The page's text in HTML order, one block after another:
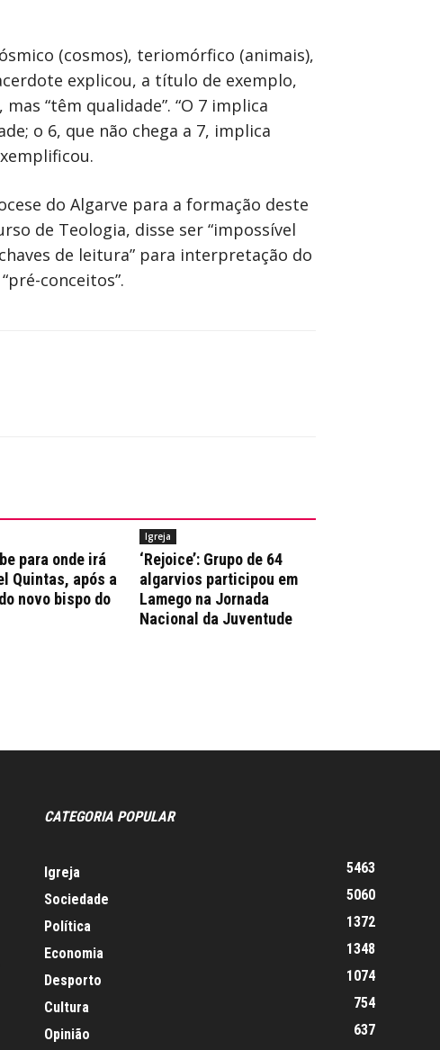
(cosmos), teriomórfico (animais),
explicou, a título de exemplo,
“têm qualidade”. “O 7 implica
o 6, que não chega a 7, implica
do Algarve para a formação deste
de Teologia, disse ser “impossível
de leitura” para interpretação do
conceitos”.
para onde irá
Quintas, após a
novo bispo do
Igreja
‘Rejoice’: Grupo de 64
algarvios participou em
Lamego na Jornada
Nacional da Juventude
CATEGORIA POPULAR
Igreja
5463
Sociedade
5060
Política
1372
Economia
1348
Desporto
1074
Cultura
754
Opinião
637